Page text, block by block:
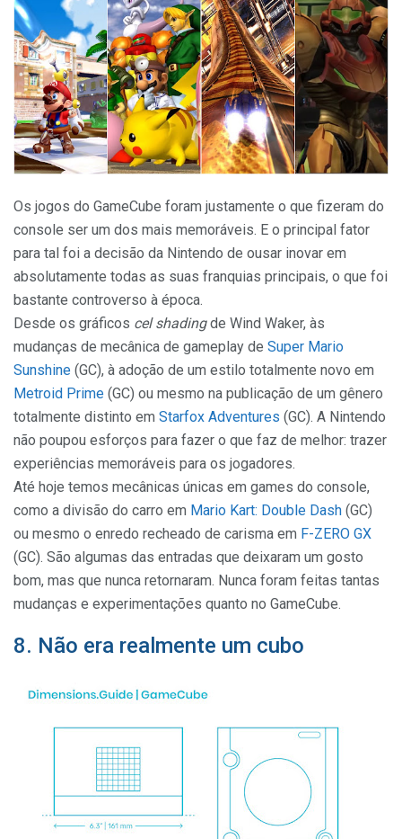
Os jogos do GameCube foram justamente o que fizeram do
console ser um dos mais memoráveis. E o principal fator
para tal foi a decisão da Nintendo de ousar inovar em
absolutamente todas as suas franquias principais, o que foi
bastante controverso à época.
Desde os gráficos cel shadingde Wind Waker, às
mudanças de mecânica de gameplay de Super Mario
Sunshine (GC), à adoção de um estilo totalmente novo em
Metroid Prime (GC) ou mesmo na publicação de um gênero
totalmente distinto em Starfox Adventures (GC). A Nintendo
não poupou esforços para fazer o que faz de melhor: trazer
experiências memoráveis para os jogadores.
Até hoje temos mecânicas únicas em games do console,
como a divisão do carro em Mario Kart: Double Dash (GC)
ou mesmo o enredo recheado de carisma em F-ZERO GX
(GC). São algumas das entradas que deixaram um gosto
bom, mas que nunca retornaram. Nunca foram feitas tantas
mudanças e experimentações quanto no GameCube.
8. Não era realmente um cubo